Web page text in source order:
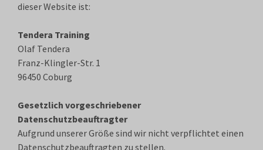
dieser Website ist:
Tendera Training
Olaf Tendera
Franz-Klingler-Str. 1
96450 Coburg
Gesetzlich vorgeschriebener
Datenschutzbeauftragter
Aufgrund unserer Größe sind wir nicht verpflichtet einen
Datenschutzbeauftragten zu stellen.